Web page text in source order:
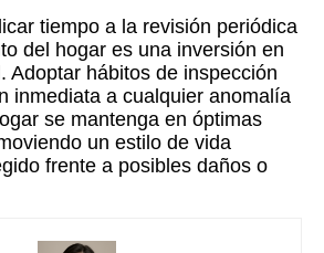
tiempo a la revisión periódica
del hogar es una inversión en
Adoptar hábitos de inspección
inmediata a cualquier anomalía
se mantenga en óptimas
un estilo de vida
frente a posibles daños o